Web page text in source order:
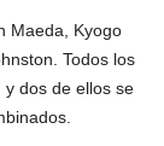
Maeda, Kyogo
Todos los
dos de ellos se